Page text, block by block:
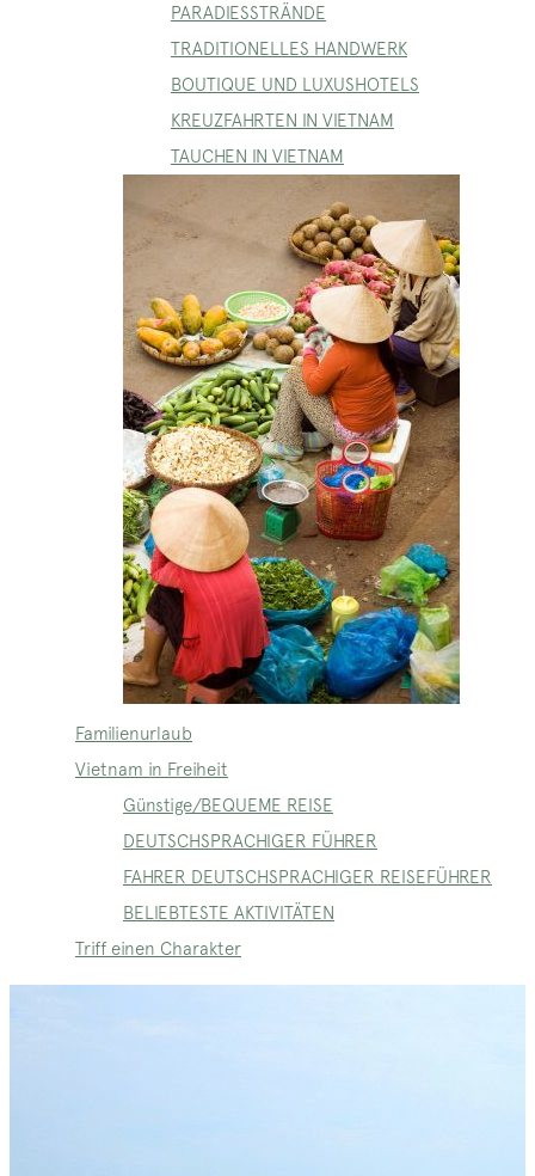
PARADIESSTRÄNDE
TRADITIONELLES HANDWERK
BOUTIQUE UND LUXUSHOTELS
KREUZFAHRTEN IN VIETNAM
TAUCHEN IN VIETNAM
Familienurlaub
Vietnam in Freiheit
Günstige/BEQUEME REISE
DEUTSCHSPRACHIGER FÜHRER
FAHRER DEUTSCHSPRACHIGER REISEFÜHRER
BELIEBTESTE AKTIVITÄTEN
Triff einen Charakter